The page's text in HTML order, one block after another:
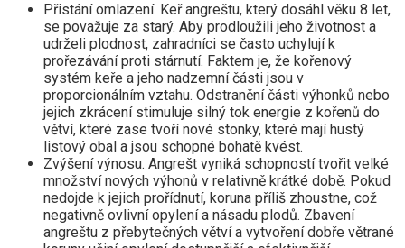
Přistání omlazení. Keř angreštu, který dosáhl věku 8 let,
se považuje za starý. Aby prodloužili jeho životnost a
udrželi plodnost, zahradníci se často uchylují k
prořezávání proti stárnutí. Faktem je, že kořenový
systém keře a jeho nadzemní části jsou v
proporcionálním vztahu. Odstranění části výhonků nebo
jejich zkrácení stimuluje silný tok energie z kořenů do
větví, které zase tvoří nové stonky, které mají hustý
listový obal a jsou schopné bohatě kvést.
Zvýšení výnosu. Angrešt vyniká schopností tvořit velké
množství nových výhonů v relativně krátké době. Pokud
nedojde k jejich prořídnutí, koruna příliš zhoustne, což
negativně ovlivní opylení a násadu plodů. Zbavení
angreštu z přebytečných větví a vytvoření dobře větrané